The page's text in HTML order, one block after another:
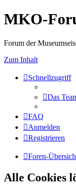
MKO-
Forum der
Zum Inhalt
Schnellzugriff
Das
FAQ
Anmelden
Registrieren
Foren-
Alle Cookies